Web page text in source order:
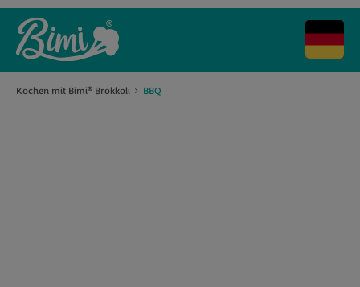
Kochen mit Bimi® Brokkoli BBQ